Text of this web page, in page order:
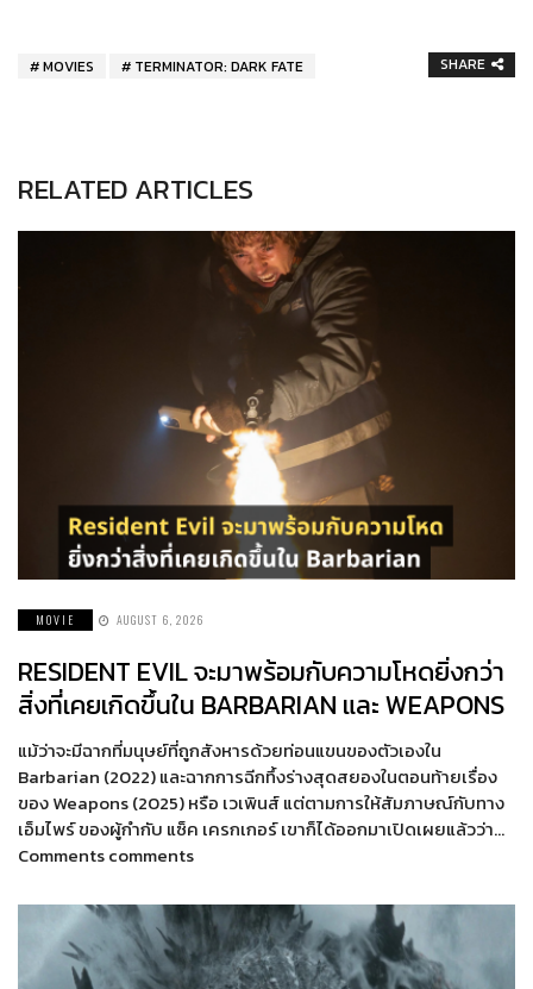
MOVIES TERMINATOR: DARK FATE SHARE
RELATED ARTICLES
MOVIE AUGUST 6, 2026
RESIDENT EVIL จะมาพร้อมกับความโหดยิ่งกว่า
สิ่งที่เคยเกิดขึ้นใน BARBARIAN และ WEAPONS
แม้ว่าจะมีฉากที่มนุษย์ที่ถูกสังหารด้วยท่อนแขนของตัวเองใน
Barbarian (2022) และฉากการฉีกทึ้งร่างสุดสยองในตอนท้ายเรื่อง
ของ Weapons (2025) หรือ เวเพินส์ แต่ตามการให้สัมภาษณ์กับทาง
เอ็มไพร์ ของผู้กำกับ แซ็ค เครกเกอร์ เขาก็ได้ออกมาเปิดเผยแล้วว่า…
Comments comments